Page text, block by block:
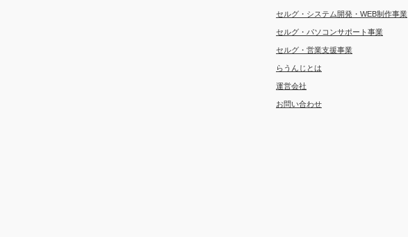
セルグ・システム開発・WEB制作事業
セルグ・パソコンサポート事業
セルグ・営業支援事業
らうんじとは
運営会社
お問い合わせ